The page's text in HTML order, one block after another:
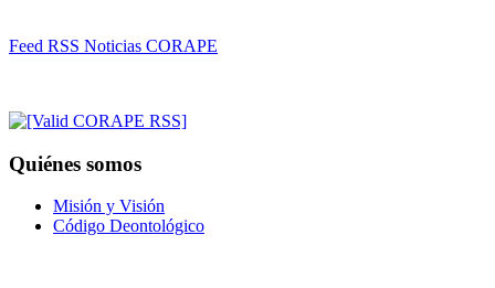
Feed RSS Noticias CORAPE
Quiénes somos
Misión y Visión
Código Deontológico